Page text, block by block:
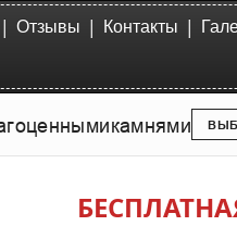
| Отзывы | Контакты |
камнями